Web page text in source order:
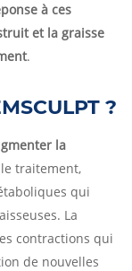
à ces
et la graisse
.
?
la
traitement,
qui
La
contractions qui
de nouvelles